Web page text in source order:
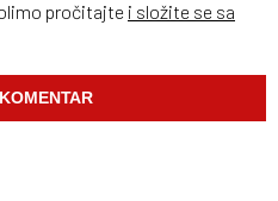
pročitajte i složite se sa